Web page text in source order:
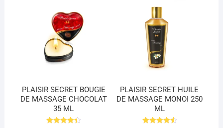
PLAISIR SECRET BOUGIE
DE MASSAGE CHOCOLAT
35 ML
PLAISIR SECRET HUILE
DE MASSAGE MONOI 250
ML